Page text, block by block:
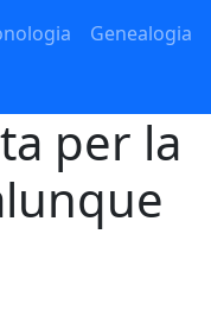
Genealogia
per la